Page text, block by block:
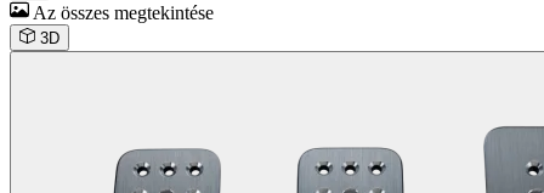
Az összes megtekintése
3D